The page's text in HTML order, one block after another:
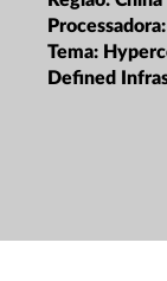
Processadora:
Tema:
Defined